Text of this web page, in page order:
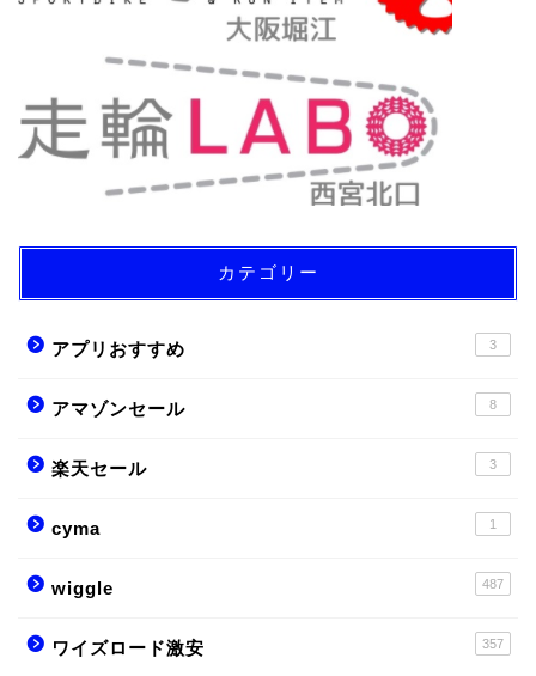
カテゴリー
アプリおすすめ 3
アマゾンセール 8
楽天セール 3
cyma 1
wiggle 487
ワイズロード激安 357